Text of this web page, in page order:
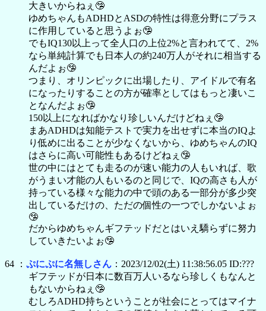
大きいからねぇ🤥
ゆめちゃんもADHDとASDの特性は得意分野にプラス
に作用していると思うよぉ🤥
でもIQ130以上って全人口の上位2%と言われてて、2%
なら単純計算でも日本人の約240万人がそれに相当する
んだよぉ🤥
つまり、オリンピックに出場したり、アイドルで有名
になったりすることの方が確率としてはもっと凄いこ
となんだよぉ🤥
150以上になればかなり珍しいんだけどねぇ🤥
まあADHDは知能テストで実力を出せずに本当のIQよ
り低めに出ることが少なくないから、ゆめちゃんのIQ
はさらに高い可能性もあるけどねぇ🤥
世の中にはとても走るのが速い能力の人もいれば、歌
がうまい才能の人もいるのと同じで、IQの高さも人が
持っている様々な能力の中で頭のある一部分が多少突
出しているだけの、ただの個性の一つでしかないよぉ
🤥
だからゆめちゃんギフテッドだとはいえ驕らずに努力
していきたいよぉ🤥
64 ： ぷにぷに名無しさん ：2023/12/02(土) 11:38:56.05 ID:???
ギフテッドが日本に数百万人いるなら珍しくもなんと
もないからねぇ🤥
むしろADHD持ちということが社会にとってはマイナ